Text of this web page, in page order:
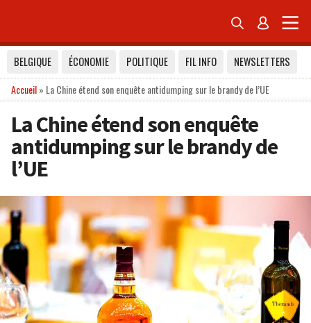
 
BELGIQUE ÉCONOMIE POLITIQUE FIL INFO
NEWSLETTERS
Accueil» La Chine étend son enquête antidumping sur le brandy de l’UE
La Chine étend son enquête
antidumping sur le brandy de
l’UE